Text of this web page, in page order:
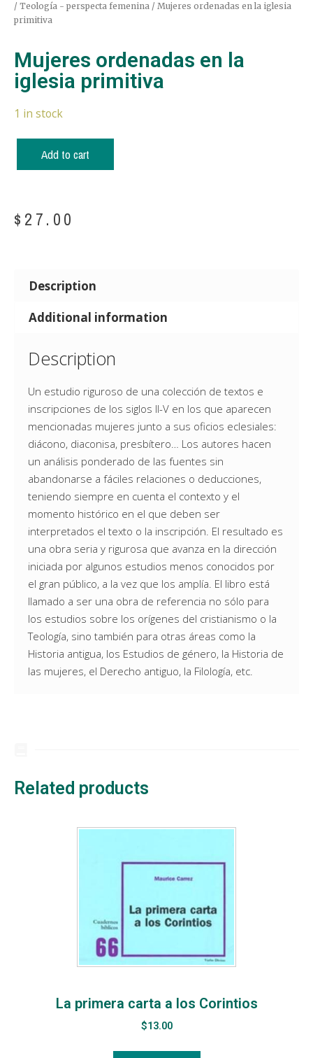
/ Teología - perspecta femenina / Mujeres ordenadas en la iglesia
primitiva
Mujeres ordenadas en la
iglesia primitiva
1 in stock
Add to cart
$ 27.00
Description
Additional information
Description
Un estudio riguroso de una colección de textos e
inscripciones de los siglos II-V en los que aparecen
mencionadas mujeres junto a sus oficios eclesiales:
diácono, diaconisa, presbítero… Los autores hacen
un análisis ponderado de las fuentes sin
abandonarse a fáciles relaciones o deducciones,
teniendo siempre en cuenta el contexto y el
momento histórico en el que deben ser
interpretados el texto o la inscripción. El resultado es
una obra seria y rigurosa que avanza en la dirección
iniciada por algunos estudios menos conocidos por
el gran público, a la vez que los amplía. El libro está
llamado a ser una obra de referencia no sólo para
los estudios sobre los orígenes del cristianismo o la
Teología, sino también para otras áreas como la
Historia antigua, los Estudios de género, la Historia de
las mujeres, el Derecho antiguo, la Filología, etc.
Related products
La primera carta a los Corintios
$13.00